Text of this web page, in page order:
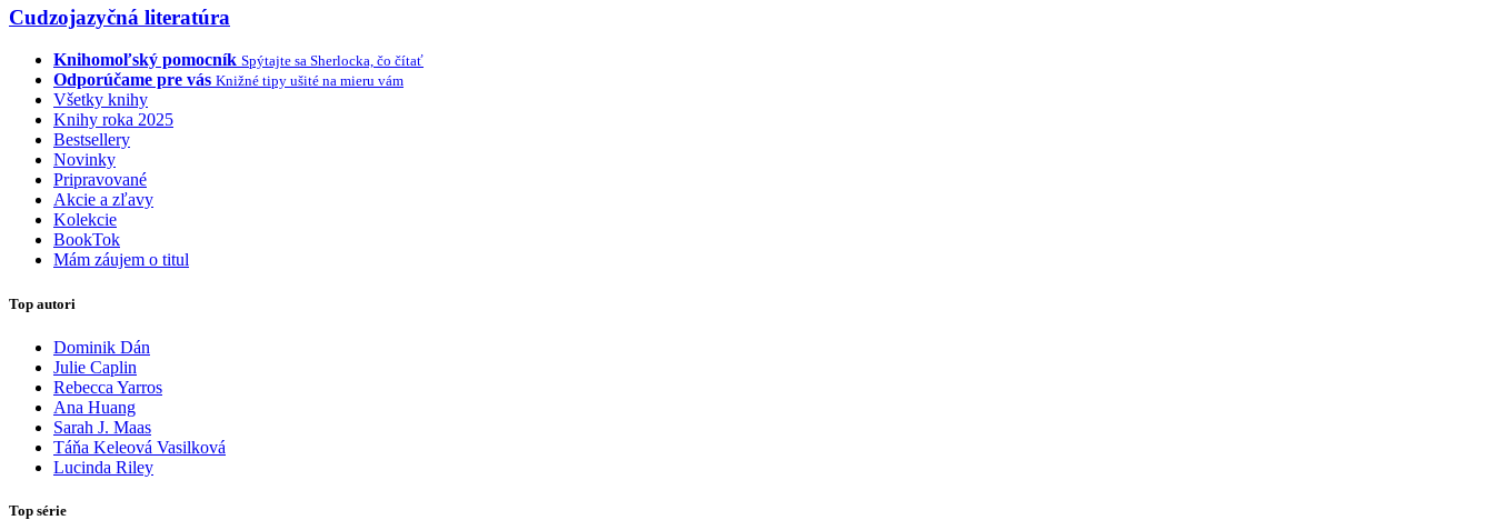
Cudzojazyčná literatúra
Knihomoľský pomocník Spýtajte sa Sherlocka, čo čítať
Odporúčame pre vás Knižné tipy ušité na mieru vám
Všetky knihy
Knihy roka 2025
Bestsellery
Novinky
Pripravované
Akcie a zľavy
Kolekcie
BookTok
Mám záujem o titul
Top autori
Dominik Dán
Julie Caplin
Rebecca Yarros
Ana Huang
Sarah J. Maas
Táňa Keleová Vasilková
Lucinda Riley
Top série